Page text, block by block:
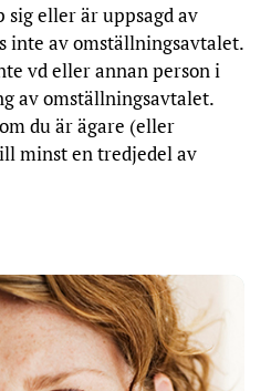
sig eller är uppsagd av
inte av omställningsavtalet.
vd eller annan person i
av omställningsavtalet.
du är ägare (eller
minst en tredjedel av